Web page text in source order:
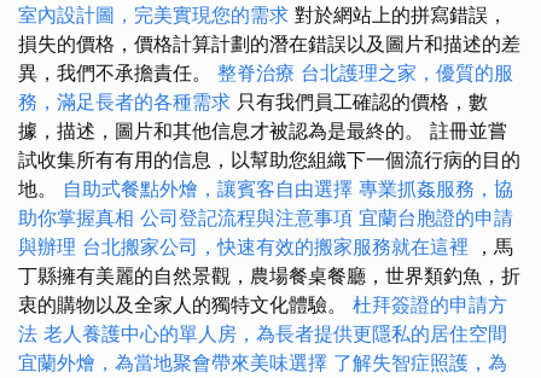
室內設計圖，完美實現您的需求 對於網站上的拼寫錯誤，
損失的價格，價格計算計劃的潛在錯誤以及圖片和描述的差
異，我們不承擔責任。 整脊治療 台北護理之家，優質的服
務，滿足長者的各種需求 只有我們員工確認的價格，數
據，描述，圖片和其他信息才被認為是最終的。 註冊並嘗
試收集所有有用的信息，以幫助您組織下一個流行病的目的
地。 自助式餐點外燴，讓賓客自由選擇 專業抓姦服務，協
助你掌握真相 公司登記流程與注意事項 宜蘭台胞證的申請
與辦理 台北搬家公司，快速有效的搬家服務就在這裡 ，馬
丁縣擁有美麗的自然景觀，農場餐桌餐廳，世界類釣魚，折
衷的購物以及全家人的獨特文化體驗。 杜拜簽證的申請方
法 老人養護中心的單人房，為長者提供更隱私的居住空間
宜蘭外燴，為當地聚會帶來美味選擇 了解失智症照護，為